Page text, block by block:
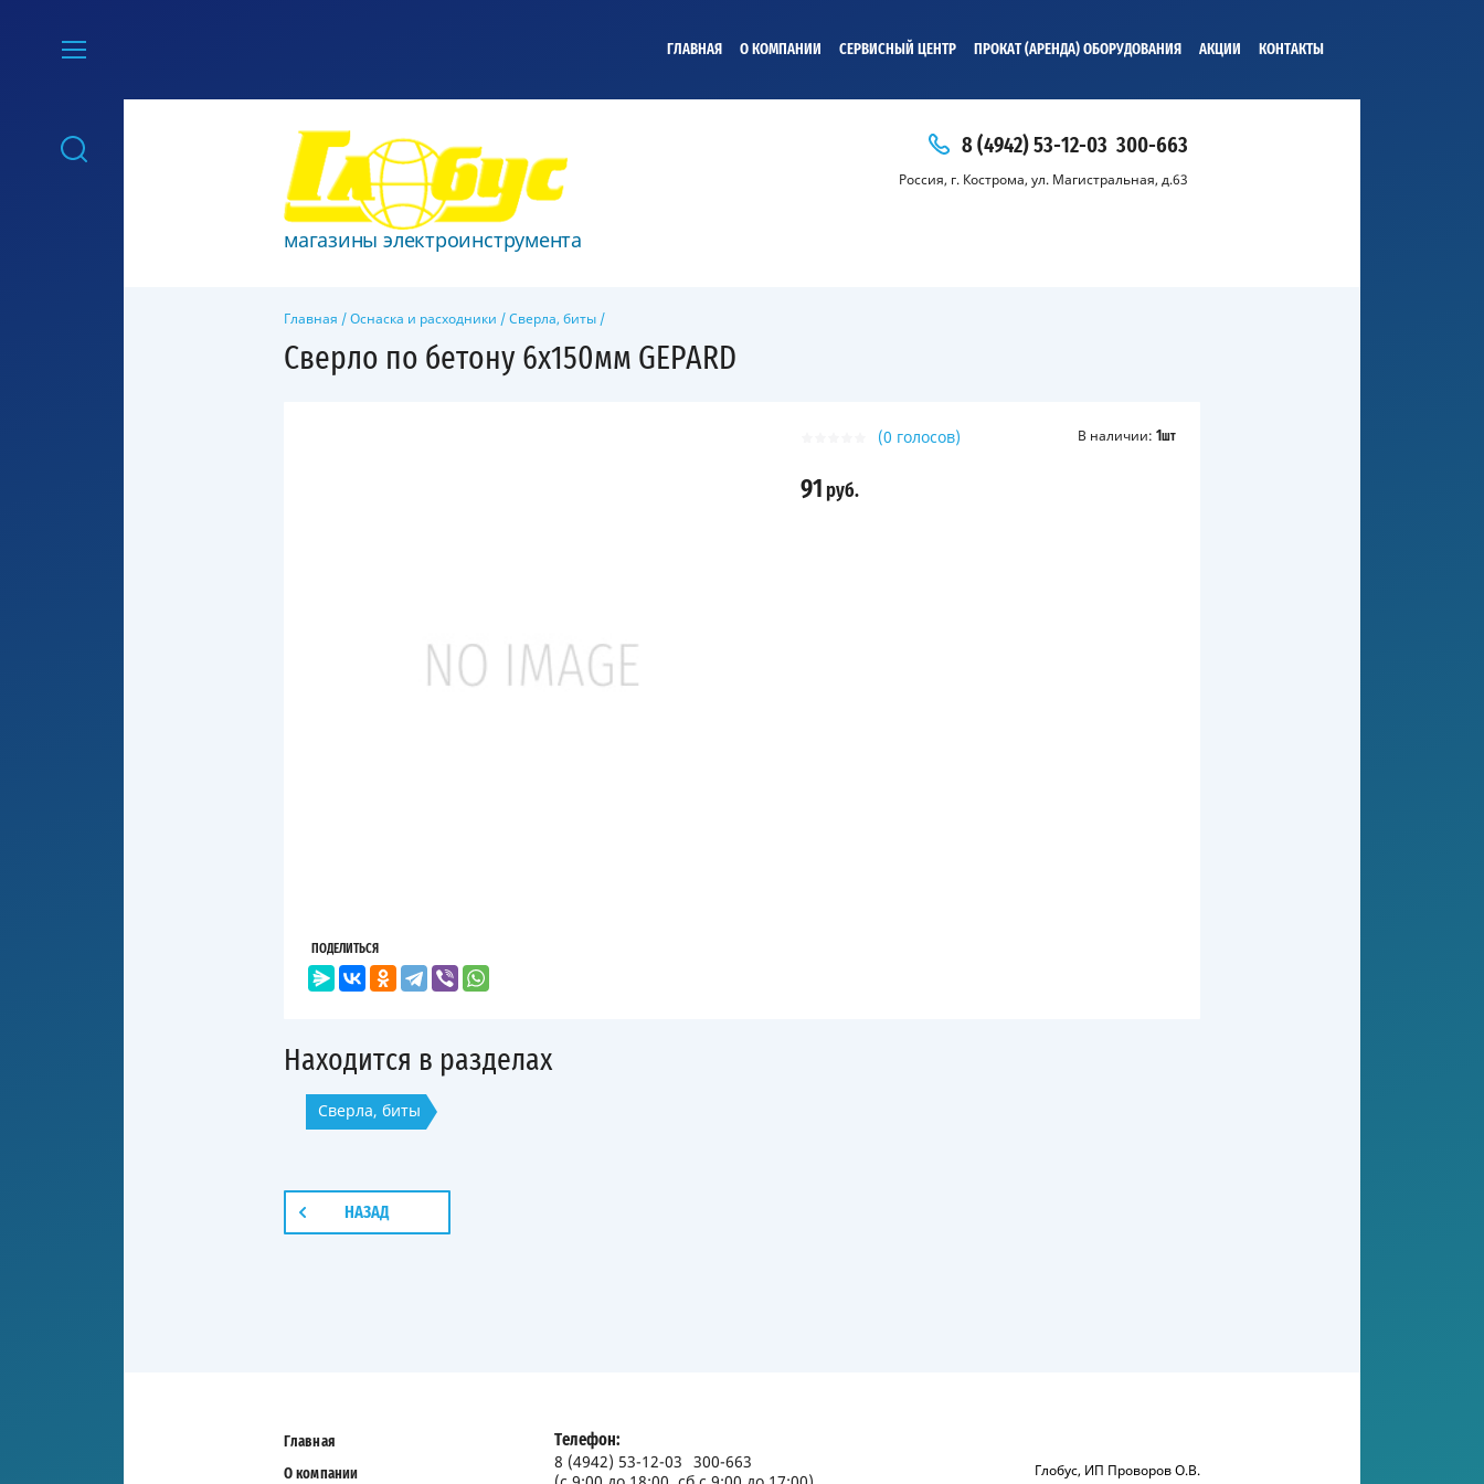
ГЛАВНАЯ О КОМПАНИИ СЕРВИСНЫЙ ЦЕНТР ПРОКАТ (АРЕНДА) ОБОРУДОВАНИЯ АКЦИИ КОНТАКТЫ
магазины электроинструмента
8 (4942) 53-12-03 300-663
Россия, г. Кострома, ул. Магистральная, д.63
Главная /Оснаска и расходники /Сверла, биты /
Сверло по бетону 6х150мм GEPARD
ПОДЕЛИТЬСЯ
В наличии: 1шт
(0 голосов)
91 руб.
Находится в разделах
Сверла, биты
НАЗАД
Главная
О компании
Телефон:
8 (4942) 53-12-03 300-663
Глобус, ИП Проворов О.В.